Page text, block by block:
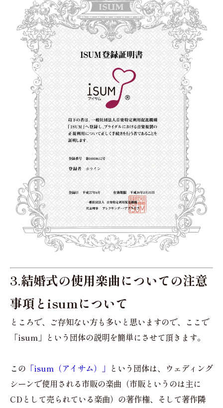
3.結婚式の使用楽曲についての注意
事項とisumについて
ところで、ご存知ない方も多いと思いますので、ここで
「isum」という団体の説明を簡単にさせて頂きます。
この 「isum（アイサム）」 という団体は、ウェディング
シーンで使用される市販の楽曲（市販というのは主に
CDとして売られている楽曲）の著作権、そして著作隣